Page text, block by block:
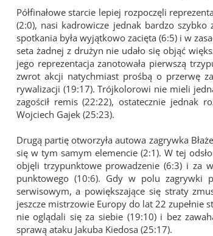
Półfinałowe starcie lepiej rozpoczęli
(2:0), nasi kadrowicze jednak bardzo
spotkania była wyjątkowo zacięta (6:5) i w
seta żadnej z drużyn nie udało się objąć
jego reprezentacja zanotowała pierwszą
zwrot akcji natychmiast prośbą o przerwę
rywalizacji (19:17). Trójkolorowi nie mieli
zagościł remis (22:22), ostatecznie jednak
Wojciech Gajek (25:23).
Drugą partię otworzyła autowa zagrywka
się w tym samym elemencie (2:1). W tej
objęli trzypunktowe prowadzenie (6:3) i za
punktowego (10:6). Gdy w polu zagrywki
serwisowym, a powiększające się straty
jeszcze mistrzowie Europy do lat 22 zupełnie
nie oglądali się za siebie (19:10) i bez
sprawą ataku Jakuba Kiedosa (25:17).